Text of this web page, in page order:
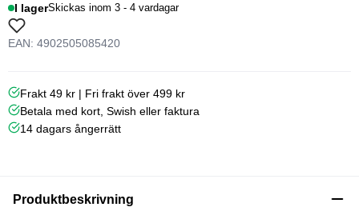
I lagerSkickas inom 3 - 4 vardagar
EAN: 4902505085420
Frakt 49 kr | Fri frakt över 499 kr
Betala med kort, Swish eller faktura
14 dagars ångerrätt
Produktbeskrivning